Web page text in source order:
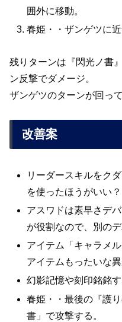
囲外に移動。
春姫・・ザンゲツに
残りターンは『閃光ノ書
ン反撃でダメージ。
ザンゲツのターンが回っ
改善案
リーダースキルをク
を使ったほうがいい？
アスワドは素早さデ
が役割なので、別の
アイテム「キャラメ
アイテムもったいな異
幻影記憶や刻印銘銘す
春姫・・最後の『護
書」で攻撃する。